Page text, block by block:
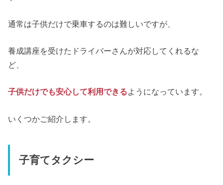
通常は子供だけで乗車するのは難しいですが、
養成講座を受けたドライバーさんが対応してくれるな
ど、
子供だけでも安心して利用できるようになっています。
いくつかご紹介します。
子育てタクシー